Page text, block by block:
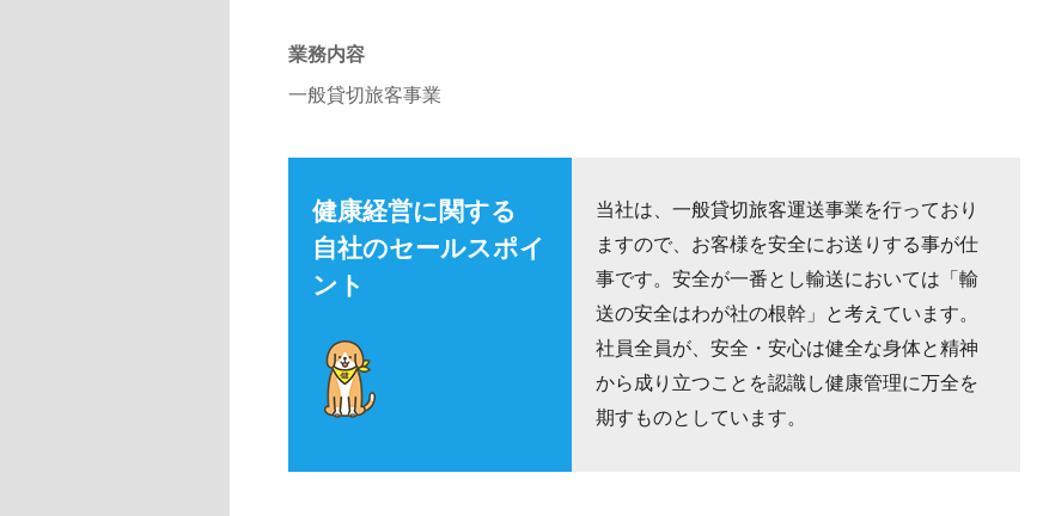
業務内容
一般貸切旅客事業
健康経営に関する
自社のセールスポイ
ント
当社は、一般貸切旅客運送事業を行っており
ますので、お客様を安全にお送りする事が仕
事です。安全が一番とし輸送においては「輸
送の安全はわが社の根幹」と考えています。
社員全員が、安全・安心は健全な身体と精神
から成り立つことを認識し健康管理に万全を
期すものとしています。